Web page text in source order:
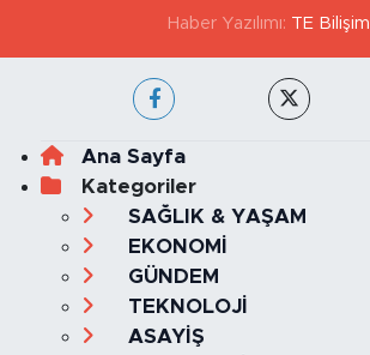
Haber Yazılımı: TE Bilişim
Ana Sayfa
Kategoriler
SAĞLIK & YAŞAM
EKONOMİ
GÜNDEM
TEKNOLOJİ
ASAYİŞ